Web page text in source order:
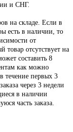
и СНГ.
на складе. Если в
есть в наличии, то
от
товар отсутствует на
составить 8
как можно
течение первых 3
через 3 недели
в наличии
часть заказа.